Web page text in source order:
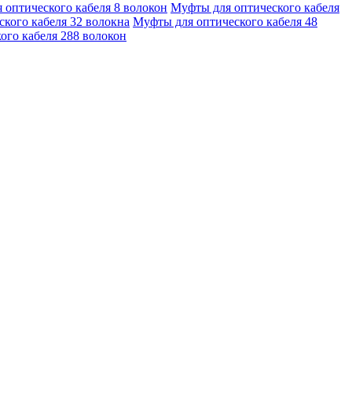
кабеля 8 волокон Муфты для оптического кабеля
кабеля 32 волокна Муфты для оптического кабеля 48
кабеля 288 волокон